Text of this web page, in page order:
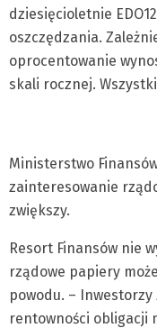
dziesięcioletnie
oszczędzania.
oprocentowanie
skali rocznej.
Ministerstwo
zainteresowanie
zwiększy.
Resort Finansów nie
rządowe papiery
powodu. –
rentowności obligacji